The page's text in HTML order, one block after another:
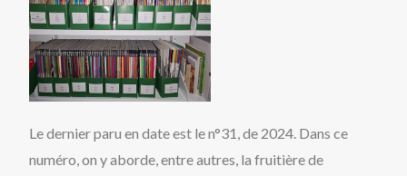
Le dernier paru en date est le n°31, de 2024. Dans ce
numéro, on y aborde, entre autres, la fruitière de